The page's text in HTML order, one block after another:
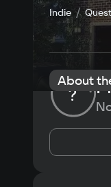
Indie
About
?